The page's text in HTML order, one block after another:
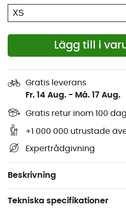
Lägg till i
Gratis leverans
Fr. 14 Aug. - Må. 17 Aug.
Gratis retur inom 100
+1 000 000 utrustade
Expertrådgivning
Beskrivning
aktiva dagar på skidor eller
vid brasan. Denna
för
Dale of Norwayär tillverkad av
hålla dig varm och torr hela
är denna pullover lika bekväm
Ribbstickad pullover för
Tekniska specifikationer